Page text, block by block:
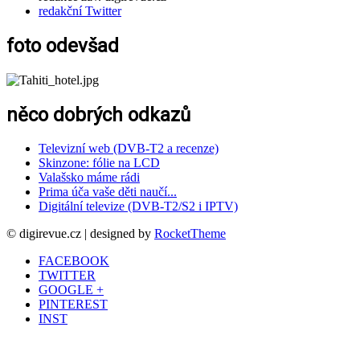
redakční Twitter
foto odevšad
něco dobrých odkazů
Televizní web (DVB-T2 a recenze)
Skinzone: fólie na LCD
Valašsko máme rádi
Prima úča vaše děti naučí...
Digitální televize (DVB-T2/S2 i IPTV)
© digirevue.cz | designed by RocketTheme
FACEBOOK
TWITTER
GOOGLE +
PINTEREST
INST